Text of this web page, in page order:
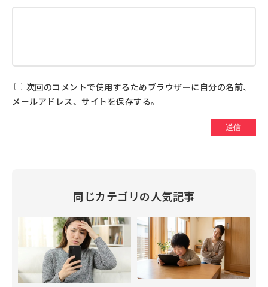
次回のコメントで使用するためブラウザーに自分の名前、
メールアドレス、サイトを保存する。
同じカテゴリの人気記事